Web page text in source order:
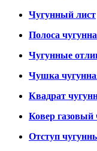
Чугунный лист
Полоса
Чугунные
Чушка
Квадрат
Ковер газовый
Отступ